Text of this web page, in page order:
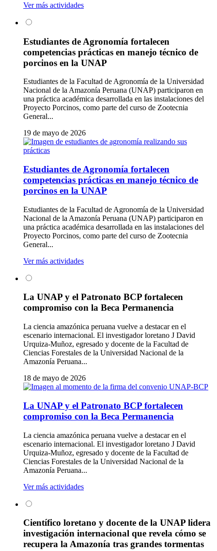
Ver más actividades
Estudiantes de Agronomía fortalecen
competencias prácticas en manejo técnico de
porcinos en la UNAP
Estudiantes de la Facultad de Agronomía de la Universidad
Nacional de la Amazonía Peruana (UNAP) participaron en
una práctica académica desarrollada en las instalaciones del
Proyecto Porcinos, como parte del curso de Zootecnia
General...
19 de mayo de 2026
Estudiantes de Agronomía fortalecen
competencias prácticas en manejo técnico de
porcinos en la UNAP
Estudiantes de la Facultad de Agronomía de la Universidad
Nacional de la Amazonía Peruana (UNAP) participaron en
una práctica académica desarrollada en las instalaciones del
Proyecto Porcinos, como parte del curso de Zootecnia
General...
Ver más actividades
La UNAP y el Patronato BCP fortalecen
compromiso con la Beca Permanencia
La ciencia amazónica peruana vuelve a destacar en el
escenario internacional. El investigador loretano J David
Urquiza-Muñoz, egresado y docente de la Facultad de
Ciencias Forestales de la Universidad Nacional de la
Amazonía Peruana...
18 de mayo de 2026
La UNAP y el Patronato BCP fortalecen
compromiso con la Beca Permanencia
La ciencia amazónica peruana vuelve a destacar en el
escenario internacional. El investigador loretano J David
Urquiza-Muñoz, egresado y docente de la Facultad de
Ciencias Forestales de la Universidad Nacional de la
Amazonía Peruana...
Ver más actividades
Científico loretano y docente de la UNAP lidera
investigación internacional que revela cómo se
recupera la Amazonía tras grandes tormentas